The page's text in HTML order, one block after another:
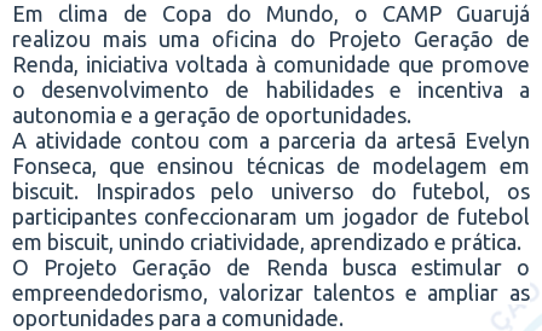
Em clima de Copa do Mundo, o CAMP Guarujá
realizou mais uma oficina do Projeto Geração de
Renda, iniciativa voltada à comunidade que promove
o desenvolvimento de habilidades e incentiva a
autonomia e a geração de oportunidades.
A atividade contou com a parceria da artesã Evelyn
Fonseca, que ensinou técnicas de modelagem em
biscuit. Inspirados pelo universo do futebol, os
participantes confeccionaram um jogador de futebol
em biscuit, unindo criatividade, aprendizado e prática.
O Projeto Geração de Renda busca estimular o
empreendedorismo, valorizar talentos e ampliar as
oportunidades para a comunidade.